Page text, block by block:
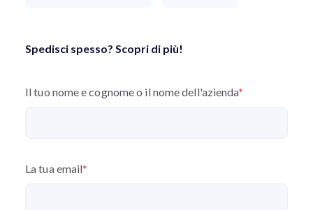
Spedisci spesso? Scopri di più!
Il tuo nome e cognome o il nome dell'azienda*
La tua email*